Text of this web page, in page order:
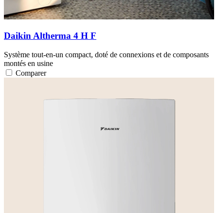
Daikin Altherma 4 H F
Système tout-en-un compact, doté de connexions et de composants
montés en usine
Comparer